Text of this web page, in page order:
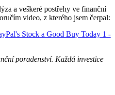
a veškeré postřehy ve finanční
video, z kterého jsem čerpal:
Stock a Good Buy Today 1 -
poradenství. Každá investice